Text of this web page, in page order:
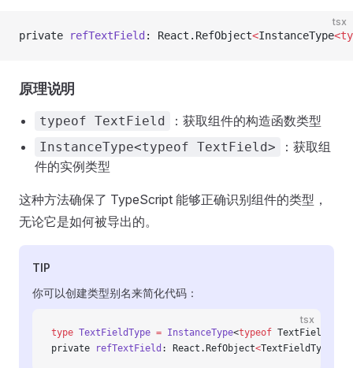
tsx
private refTextField : React.RefObject<InstanceType
原理说明
typeof TextField ：获取组件的构造函数类型
InstanceType<typeof TextField>
：获取组
件的实例类型
这种方法确保了 TypeScript 能够正确识别组件的类型，
无论它是如何被导出的。
TIP
你可以创建类型别名来简化代码：
tsx
type TextFieldType = InstanceType<typeof TextField>;
private
refTextField : React.RefObject<TextFieldType